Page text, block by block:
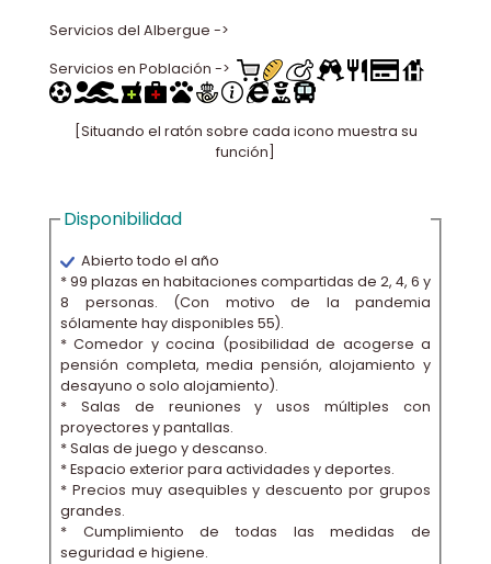
Servicios del Albergue ->
Servicios en Población ->
[Situando el ratón sobre cada icono muestra su
función]
Disponibilidad
Abierto todo el año
* 99 plazas en habitaciones compartidas de 2, 4, 6 y
8 personas. (Con motivo de la pandemia
sólamente hay disponibles 55).
* Comedor y cocina (posibilidad de acogerse a
pensión completa, media pensión, alojamiento y
desayuno o solo alojamiento).
* Salas de reuniones y usos múltiples con
proyectores y pantallas.
* Salas de juego y descanso.
* Espacio exterior para actividades y deportes.
* Precios muy asequibles y descuento por grupos
grandes.
* Cumplimiento de todas las medidas de
seguridad e higiene.